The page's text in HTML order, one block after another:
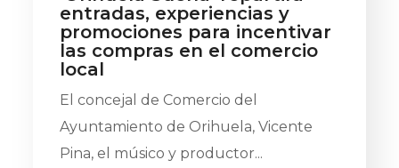
entradas, experiencias y
promociones para incentivar
las compras en el comercio
local
El concejal de Comercio del
Ayuntamiento de Orihuela, Vicente
Pina, el músico y productor...